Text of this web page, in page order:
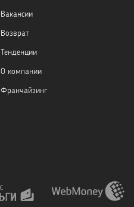
Вакансии
Возврат
Тенденции
О компании
Франчайзинг